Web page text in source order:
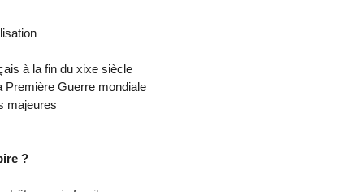
à la fin du xixe siècle
Première Guerre mondiale
majeures
?